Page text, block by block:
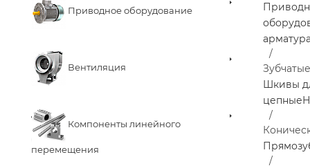
Приводное оборудование
Вентиляция
Компоненты линейного
перемещения
Шкивы
цепные